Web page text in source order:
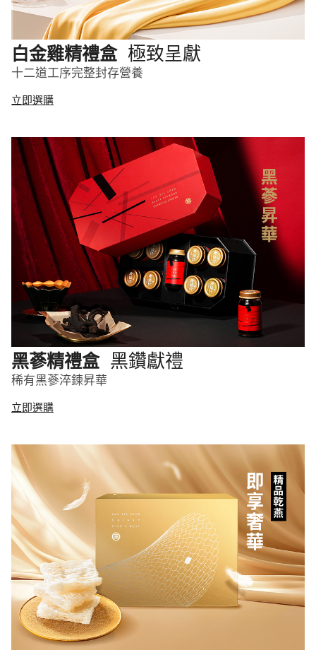
白金雞精禮盒 極致呈獻
十二道工序完整封存營養
立即選購
黑蔘精禮盒 黑鑽獻禮
稀有黑蔘淬鍊昇華
立即選購